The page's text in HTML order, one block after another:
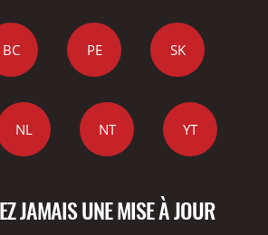
BC PE SK
NL NT YT
JAMAIS UNE MISE À JOUR